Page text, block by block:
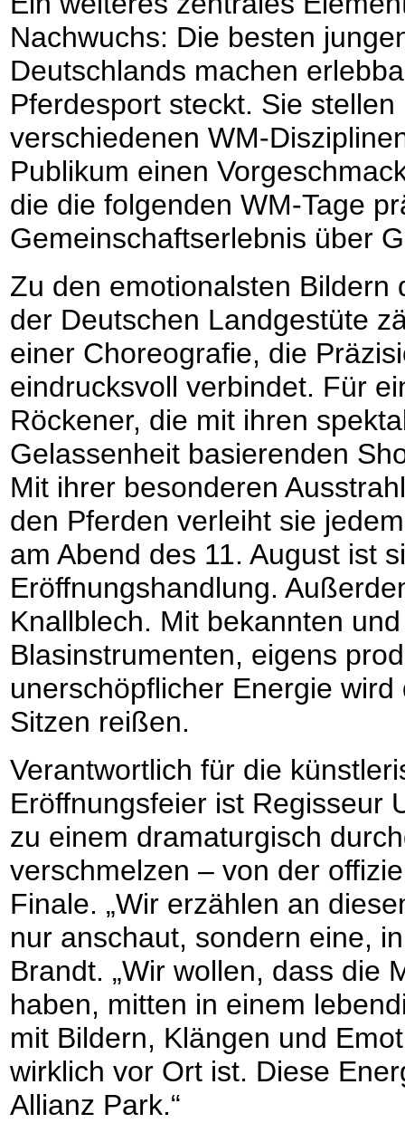
Nachwuchs: Die besten
Deutschlands machen
Pferdesport steckt. Sie
verschiedenen WM-
Publikum einen
die die folgenden WM-Tage
Gemeinschaftserlebnis über
Zu den emotionalsten
der Deutschen Landgestüte
einer Choreografie, die
eindrucksvoll verbindet. Für
Röckener, die mit ihren
Gelassenheit basierenden
Mit ihrer besonderen
den Pferden verleiht sie
am Abend des 11. August ist
Eröffnungshandlung.
Knallblech. Mit bekannten
Blasinstrumenten, eigens
unerschöpflicher Energie
Sitzen reißen.
Verantwortlich für die
Eröffnungsfeier ist Regisseur
zu einem dramaturgisch
verschmelzen – von der
Finale. „Wir erzählen an
nur anschaut, sondern eine,
Brandt. „Wir wollen, dass die
haben, mitten in einem
mit Bildern, Klängen und
wirklich vor Ort ist. Diese
Allianz Park.“